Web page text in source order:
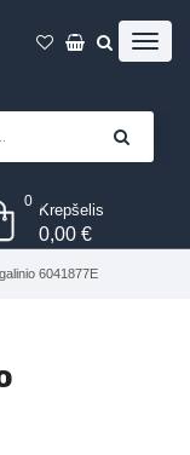
0 Krepšelis
0,00€
6041877E